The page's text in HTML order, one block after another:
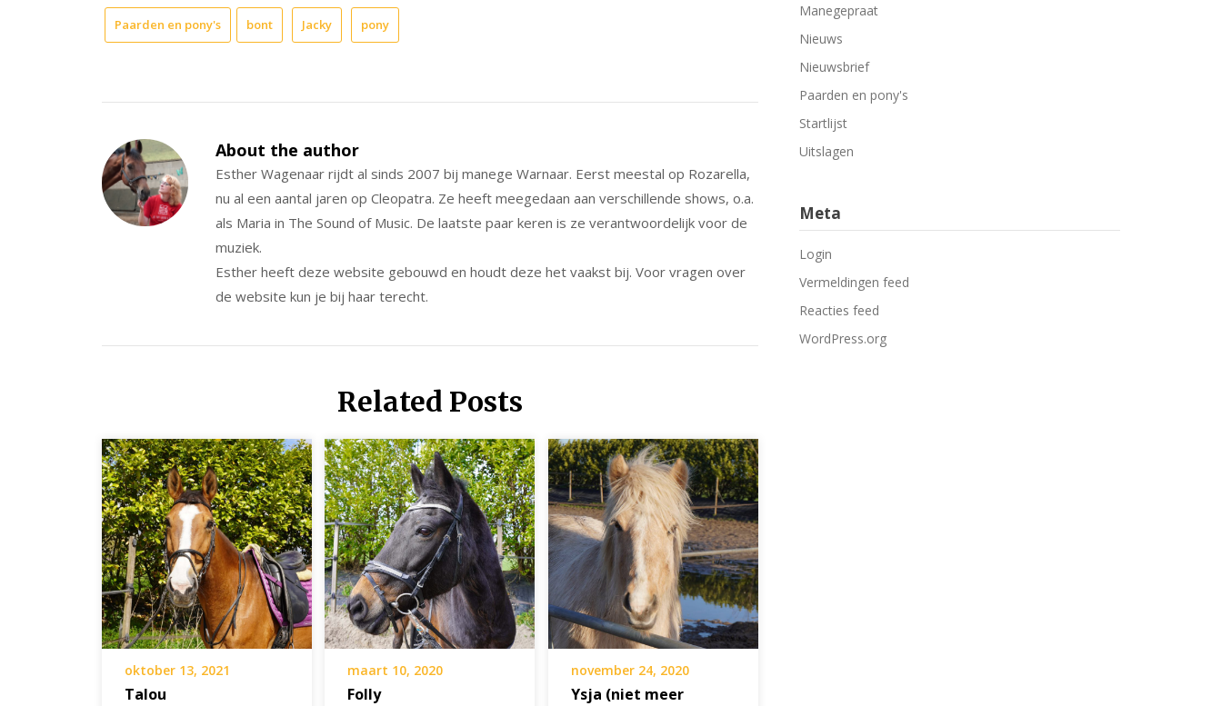
Paarden en pony's bont Jacky pony
About the author
Esther Wagenaar rijdt al sinds 2007 bij manege Warnaar. Eerst meestal op Rozarella,
nu al een aantal jaren op Cleopatra. Ze heeft meegedaan aan verschillende shows, o.a.
als Maria in The Sound of Music. De laatste paar keren is ze verantwoordelijk voor de
muziek.
Esther heeft deze website gebouwd en houdt deze het vaakst bij. Voor vragen over
de website kun je bij haar terecht.
Related Posts
oktober 13, 2021
Talou
maart 10, 2020
Folly
november 24, 2020
Ysja (niet meer
Manegepraat
Nieuws
Nieuwsbrief
Paarden en pony's
Startlijst
Uitslagen
Meta
Login
Vermeldingen feed
Reacties feed
WordPress.org